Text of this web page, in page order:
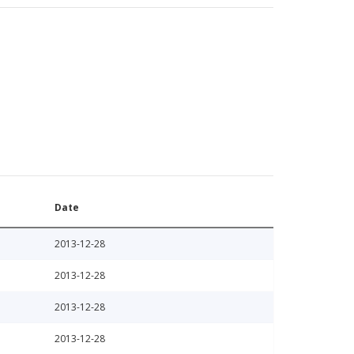
Date
2013-12-28
2013-12-28
2013-12-28
2013-12-28